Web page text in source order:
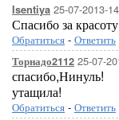
Isentiya 25-07-2013-
Спасибо за
Обратиться - Ответить
Торнадо2112 25-07-
спасибо,Нинуль!
утащила!
Обратиться - Ответить